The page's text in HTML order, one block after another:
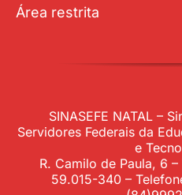
Área restrita
SINASEFE NATAL –
Servidores Federais da
e
R. Camilo de Paula, 6
59.015-340 –